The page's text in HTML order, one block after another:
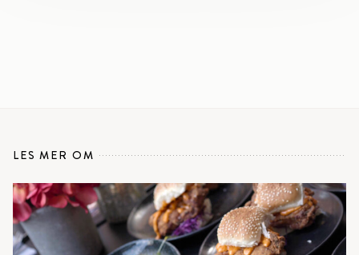
LES MER OM